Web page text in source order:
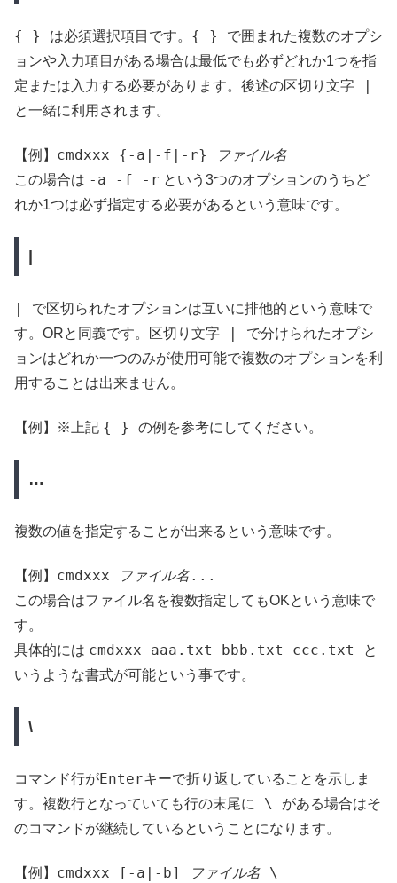
{ } は必須選択項目です。 { }
で囲まれた複数のオプシ
ョンや入力項目がある場合は最低でも必ずどれか1つを指
定または入力する必要があります。後述の区切り文字 |
と一緒に利用されます。
【例】 cmdxxx {-a|-f|-r} ファイル名
この場合は -a -f -r という3つのオプションのうちど
れか1つは必ず指定する必要があるという意味です。
|
で区切られたオプションは互いに排他的という意味で
す。ORと同義です。区切り文字 |
で分けられたオプシ
ョンはどれか一つのみが使用可能で複数のオプションを利
用することは出来ません。
【例】※上記 { } の例を参考にしてください。
…
複数の値を指定することが出来るという意味です。
【例】 cmdxxx ファイル名...
この場合はファイル名を複数指定してもOKという意味で
す。
具体的には cmdxxx aaa.txt bbb. txt ccc.txt
と
いうような書式が可能という事です。
\
コマンド行がEnterキーで折り返していることを示しま
す。複数行となっていても行の末尾に
\
がある場合はそ
のコマンドが継続しているということになります。
【例】 cmdxxx [-a|-b] ファイル名 \